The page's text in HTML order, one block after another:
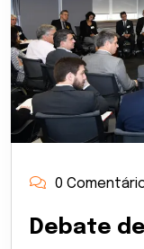
0
Debate